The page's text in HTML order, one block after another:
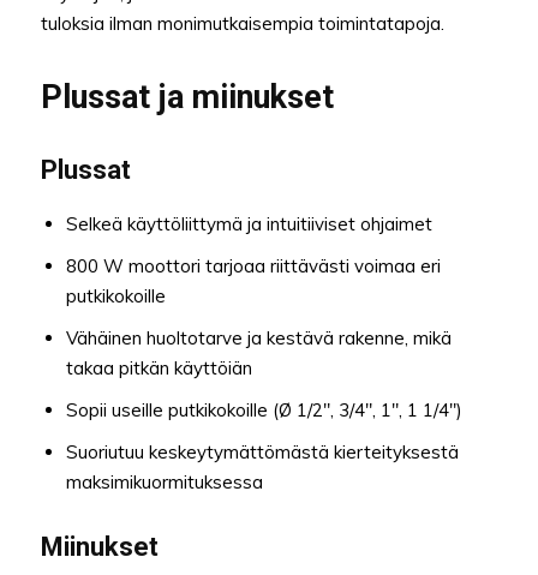
tuloksia ilman monimutkaisempia toimintatapoja.
Plussat ja miinukset
Plussat
Selkeä käyttöliittymä ja intuitiiviset ohjaimet
800 W moottori tarjoaa riittävästi voimaa eri
putkikokoille
Vähäinen huoltotarve ja kestävä rakenne, mikä
takaa pitkän käyttöiän
Sopii useille putkikokoille (Ø 1/2″, 3/4″, 1″, 1 1/4″)
Suoriutuu keskeytymättömästä kierteityksestä
maksimikuormituksessa
Miinukset